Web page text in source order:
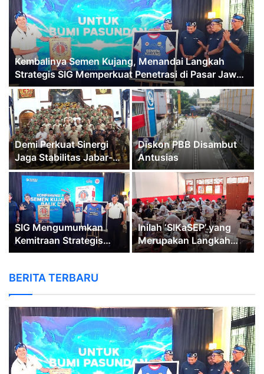
Kembalinya Semen Kujang, Menandai Langkah
Strategis SIG Memperkuat Penetrasi di Pasar Jawa
Barat
Demi Perkuat Sinergi
Jaga Stabilitas Jabar-
Banten, Menkopolkam
Djamari Chaniago
Kunjungi Kodam
III/Siliwangi
Diskon PBB Disambut
Antusias
SIG Mengumumkan
Kemitraan Strategis
Antara Semen Kujang
Inilah ‘SIKaSEP’ yang
Merupakan Langkah
Nyata, Membangun
(SD) di Kota Bandung
BERITA TERBARU